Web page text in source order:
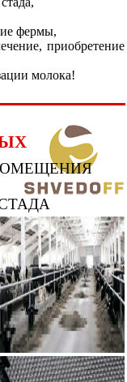
фермы,
приобретение
молока!